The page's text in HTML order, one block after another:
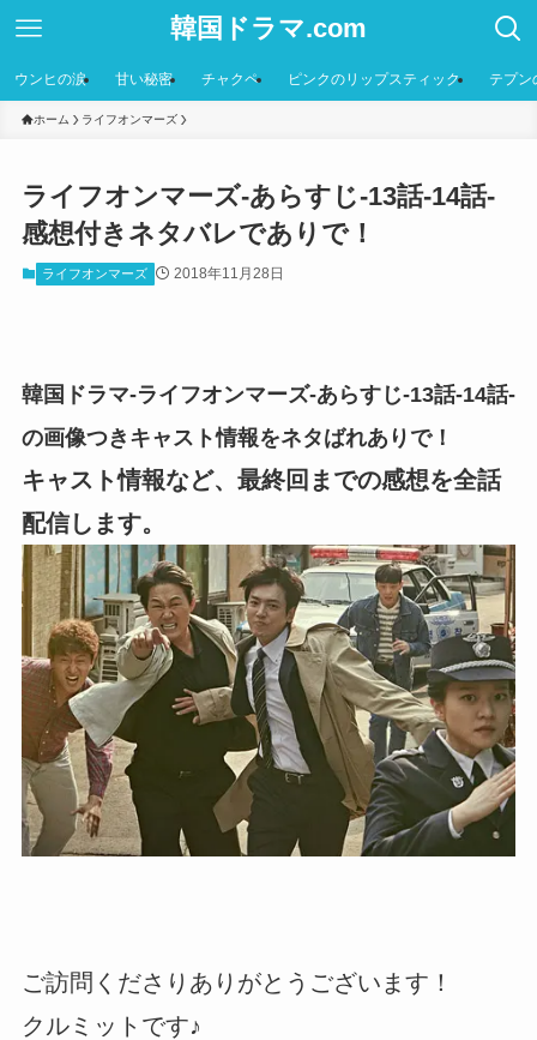
韓国ドラマ.com
ウンヒの涙 甘い秘密 チャクペ ピンクのリップスティック テプン
ホーム ライフオンマーズ
ライフオンマーズ-あらすじ-13話-14話-
感想付きネタバレでありで！
ライフオンマーズ 2018年11月28日
韓国ドラマ-ライフオンマーズ-あらすじ-13話-14話-
の画像つきキャスト情報をネタばれありで！
キャスト情報など、最終回までの感想を全話
配信します。
ご訪問くださりありがとうございます！
クルミットです♪